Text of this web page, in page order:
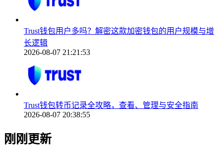
Trust钱包用户多吗？解密这款加密钱包的用户规模与增
长逻辑
2026-08-07 21:21:53
Trust钱包转币记录全攻略，查看、管理与安全指南
2026-08-07 20:38:55
刚刚更新